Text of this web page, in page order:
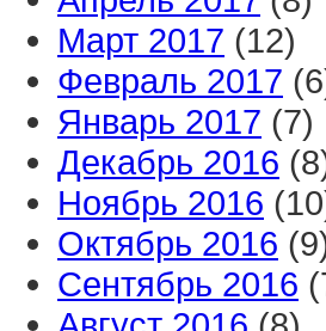
Март 2017 (12)
Февраль 2017
Январь 2017 (7)
Декабрь 2016
Ноябрь 2016
Октябрь 2016
Сентябрь 2016